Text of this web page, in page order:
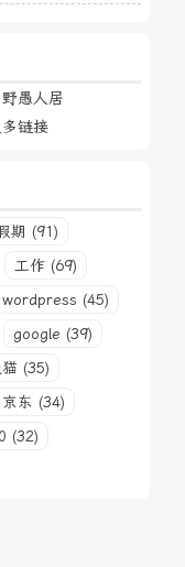
野愚人居
多链接
期 (91)
工作 (69)
wordpress (45)
google (39)
猫 (35)
京东 (34)
(32)